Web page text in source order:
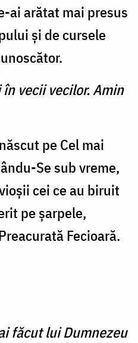
ai arătat mai presus
şi de cursele
vecii vecilor. Amin
pe Cel mai
Se sub vreme,
cei ce au biruit
pe şarpele,
Fecioară.
făcut lui Dumnezeu